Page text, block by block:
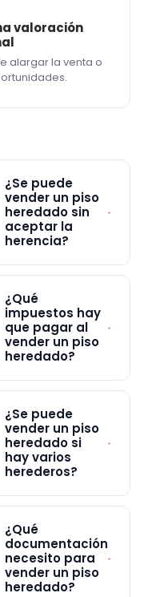
valoración
alargar la venta o
¿Se puede
vender un piso
heredado sin
aceptar la
herencia?
¿Qué
impuestos hay
que pagar al
vender un piso
heredado?
¿Se puede
vender un piso
heredado si
hay varios
herederos?
¿Qué
documentación
necesito para
vender un piso
heredado?